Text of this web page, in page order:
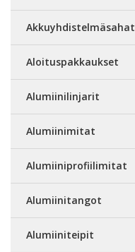
Akkuyhdistelmäsahat
Aloituspakkaukset
Alumiinilinjarit
Alumiinimitat
Alumiiniprofiilimitat
Alumiinitangot
Alumiiniteipit